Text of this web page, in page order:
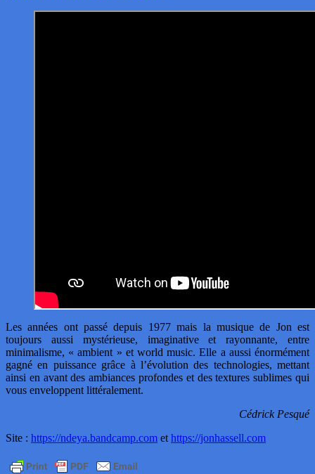
Les années ont passé depuis 1977 mais la musique de Jon est
toujours aussi mystérieuse, imaginative et rayonnante, entre
minimalisme, « ambient » et world music. Elle a aussi énormément
gagné en puissance grâce à l’évolution des technologies, mettant
ainsi en avant des ambiances profondes et des textures sublimes qui
vous enveloppent littéralement.
Cédrick Pesqué
Site : https://ndeya.bandcamp.com et https://jonhassell.com